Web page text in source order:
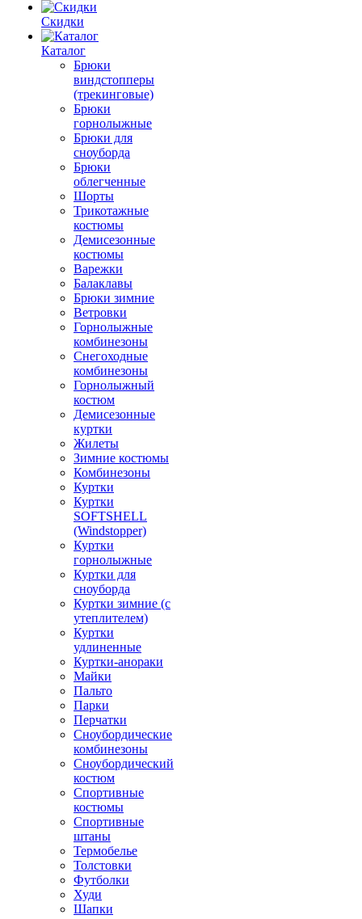
Скидки
Каталог
Брюки
виндстопперы
(трекинговые)
Брюки
горнолыжные
Брюки для
сноуборда
Брюки
облегченные
Шорты
Трикотажные
костюмы
Демисезонные
костюмы
Варежки
Балаклавы
Брюки зимние
Ветровки
Горнолыжные
комбинезоны
Снегоходные
комбинезоны
Горнолыжный
костюм
Демисезонные
куртки
Жилеты
Зимние костюмы
Комбинезоны
Куртки
Куртки
SOFTSHELL
(Windstopper)
Куртки
горнолыжные
Куртки для
сноуборда
Куртки зимние (с
утеплителем)
Куртки
удлиненные
Куртки-анораки
Майки
Пальто
Парки
Перчатки
Сноубордические
комбинезоны
Сноубордический
костюм
Спортивные
костюмы
Спортивные
штаны
Термобелье
Толстовки
Футболки
Худи
Шапки